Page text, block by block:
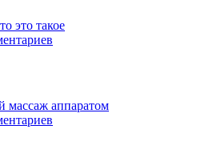
это такое
массаж аппаратом